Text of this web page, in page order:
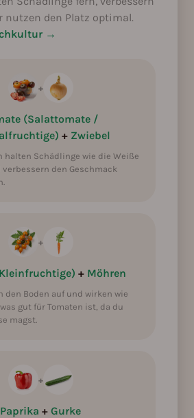
Sep. - Dez., Ernte Jan. - Dez. (Licht:
Sep., Aussaat Sep. - Dez.,
Jan. - Dez., Ernte Jan. - Dez.
Aussaat Sep. - Nov., Ernte Jan. -
Jan. - Dez., Aussaat Jan. - Dez.,
- Dez., Ernte Jan. - Dez. (Licht: hoch,
Sep. - Nov., Aussaat Nov. - Dez.,
nutzen den Platz optimal.
→
+
(Salattomate /
+ Zwiebel
halten Schädlinge wie die Weiße
verbessern den Geschmack
+
+ Möhren
den Boden auf und wirken wie
gut für Tomaten ist, da du
magst.
+
Paprika + Gurke